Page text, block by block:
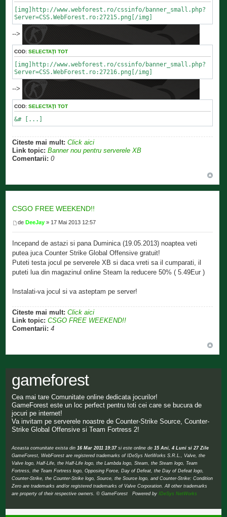
[img]http://www.webforest.ro/cssinfo/banner_small.php?
Server=CSS.WebForest.ro:27215.png[/img]
-->
COD:SELECTAŢI TOT
[img]http://www.webforest.ro/cssinfo/banner_small.php?
Server=CSS.WebForest.ro:27216.png[/img]
-->
COD:SELECTAŢI TOT
&# [...]
Citeste mai mult: Click aici
Link topic: Banner nou pentru serverele XB
Comentarii: 0
CSGO FREE WEEKEND!!
deDeeJay » 17 Mai 2013 12:57
Incepand de astazi si pana Duminica (19.05.2013) noaptea veti
putea juca Counter Strike Global Offensive gratuit!
Puteti testa jocul pe serverele XB si daca vreti sa il cumparati, il
puteti lua din magazinul online Steam la reducere 50% ( 5.49Eur )
Instalati-va jocul si va asteptam pe server!
Citeste mai mult: Click aici
Link topic: CSGO FREE WEEKEND!!
Comentarii: 4
gameforest
Cea mai tare Comunitate online dedicata jocurilor!
GameForest este un loc perfect pentru toti cei care se bucura de
jocuri pe internet!
Va invitam pe serverele noastre de Counter-Strike Source, Counter-
Strike Global Offensive si Team Fortress 2!
Aceasta comunitate exista din16 Mar 2011 19:37si este online de15 Ani, 4 Luni si 27 Zile
GameForest, WebForest are registered trademarks of IDeSys NetWorks S.R.L., Valve, the
Valve logo, Half-Life, the Half-Life logo, the Lambda logo, Steam, the Steam logo, Team
Fortress, the Team Fortress logo, Opposing Force, Day of Defeat, the Day of Defeat logo,
Counter-Strike, the Counter-Strike logo, Source, the Source logo, and Counter-Strike: Condition
Zero are trademarks and/or registered trademarks of Valve Corporation. All other trademarks
are property of their respective owners. © GameForest Powered byIDeSys NetWorks